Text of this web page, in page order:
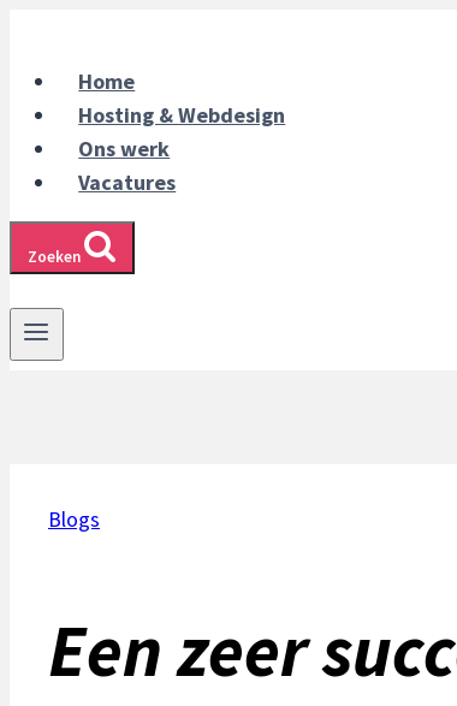
inhoud
Home
Hosting & Webdesign
Ons werk
Vacatures
Zoeken
Blogs
Een zeer